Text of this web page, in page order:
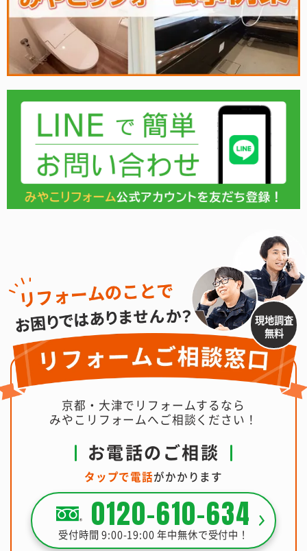
現地調査
無料
京都・大津でリフォームするなら
みやこリフォームへご相談ください！
お電話のご相談
タップで電話がかかります
0120-610-634
受付時間 9:00-19:00 年中無休で受付中！